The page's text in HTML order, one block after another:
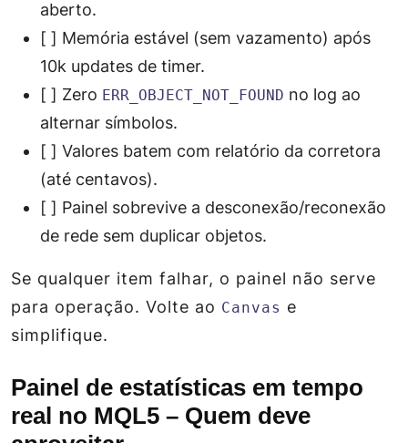
aberto.
[ ] Memória estável (sem vazamento) após
10k updates de timer.
[ ] Zero ERR_OBJECT_NOT_FOUND no log ao
alternar símbolos.
[ ] Valores batem com relatório da corretora
(até centavos).
[ ] Painel sobrevive a desconexão/reconexão
de rede sem duplicar objetos.
Se qualquer item falhar, o painel não serve
para operação. Volte ao Canvas e
simplifique.
Painel de estatísticas em tempo
real no MQL5 – Quem deve